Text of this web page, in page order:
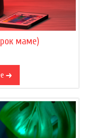
маме)